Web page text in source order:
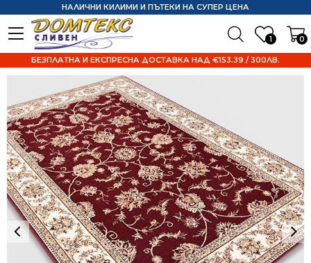
1 0
НАЛИЧНИ КИЛИМИ И ПЪТЕКИ НА СУПЕР ЦЕНА
БЕЗПЛАТНА И ЕКСПРЕСНА ДОСТАВКА НАД €153.39 / 300ЛВ.